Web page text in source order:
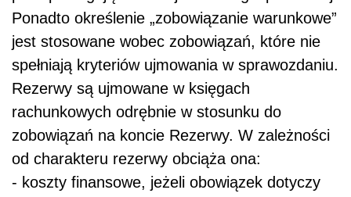
Ponadto określenie „zobowiązanie warunkowe”
jest stosowane wobec zobowiązań, które nie
spełniają kryteriów ujmowania w sprawozdaniu.
Rezerwy są ujmowane w księgach
rachunkowych odrębnie w stosunku do
zobowiązań na koncie Rezerwy. W zależności
od charakteru rezerwy obciąża ona:
- koszty finansowe, jeżeli obowiązek dotyczy